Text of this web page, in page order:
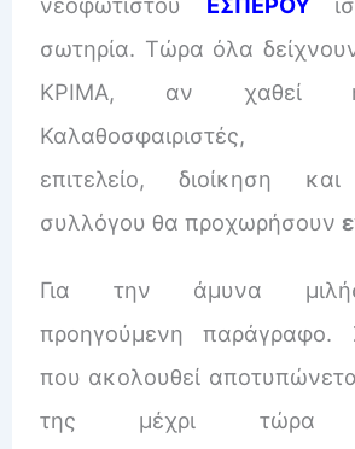
σωτηρία. Τώρα όλα
ΚΡΙΜΑ, αν χαθεί
Καλαθοσφαιριστές,
επιτελείο, διοίκηση
συλλόγου θα προχωρήσουν
Για την άμυνα
προηγούμενη παράγραφο.
που ακολουθεί
της μέχρι